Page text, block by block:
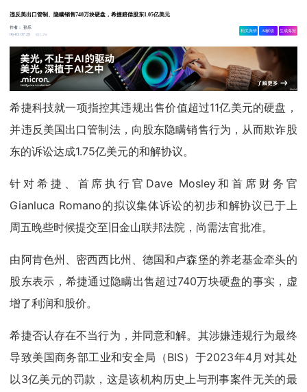
违反美出口管制、隐瞒销售740万块硬盘，希捷赔偿股东1.05亿美元
作者：孙乐
06-03 07:29
1.2w
相关舆情 AI解读 生成海报
希捷科技就一项指控其违规出售价值超过11亿美元的硬盘，
并违反美国出口管制法，向股东隐瞒销售行为，从而欺诈股
东的诉讼达成1.75亿美元的和解协议。
针对希捷、首席执行官Dave Mosley和首席财务官
Gianluca Romano的拟议集体诉讼的初步和解协议已于上
周五晚些时候提交至旧金山联邦法院，尚需法官批准。
由阿肯色州、密西西比州、德国和卢森堡的养老基金牵头的
股东表示，希捷通过隐瞒出售超过740万块硬盘的事实，虚
增了利润和股价。
希捷否认存在不当行为，并同意和解。其涉嫌违规行为最终
导致美国商务部工业和安全局（BIS）于2023年4月对其处
以3亿美元的罚款，这是该机构历史上与刑事案件无关的最